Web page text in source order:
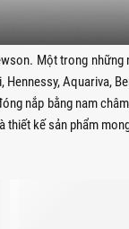
Một trong
Aquariva,
nắp bằng nam
thiết kế sản phẩm